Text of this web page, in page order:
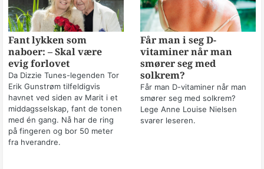
Fant lykken som
naboer: – Skal være
evig forlovet
Da Dizzie Tunes-legenden Tor
Erik Gunstrøm tilfeldigvis
havnet ved siden av Marit i et
middagsselskap, fant de tonen
med én gang. Nå har de ring
på fingeren og bor 50 meter
fra hverandre.
Får man i seg D-
vitaminer når man
smører seg med
solkrem?
Får man D-vitaminer når man
smører seg med solkrem?
Lege Anne Louise Nielsen
svarer leseren.